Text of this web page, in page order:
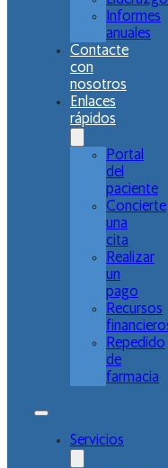
Informes
anuales
Contacte
con
nosotros
Enlaces
rápidos
Portal
del
paciente
Concierte
una
cita
Realizar
un
pago
Recursos
Repedido
de
farmacia
Servicios